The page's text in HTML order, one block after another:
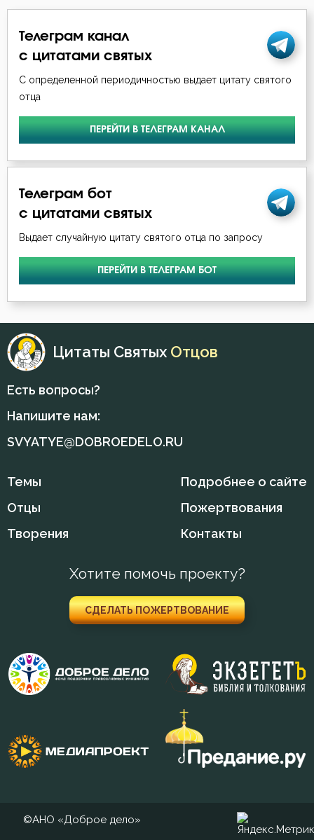
Телеграм канал
с цитатами святых
С определенной периодичностью выдает цитату святого
отца
ПЕРЕЙТИ В ТЕЛЕГРАМ КАНАЛ
Телеграм бот
с цитатами святых
Выдает случайную цитату святого отца по запросу
ПЕРЕЙТИ В ТЕЛЕГРАМ БОТ
Цитаты Святых Отцов
Есть вопросы?
Напишите нам:
SVYATYE@DOBROEDELO.RU
Темы
Отцы
Творения
Подробнее о сайте
Пожертвования
Контакты
Хотите помочь проекту?
СДЕЛАТЬ ПОЖЕРТВОВАНИЕ
©АНО «Доброе дело»